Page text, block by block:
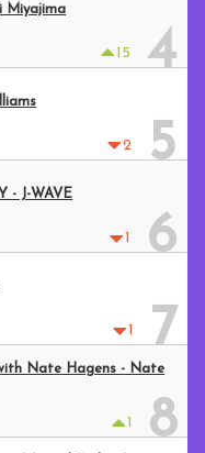
15 4
Miyajima
2 5
1 6
- J-WAVE
1 7
1 8
Nate Hagens - Nate